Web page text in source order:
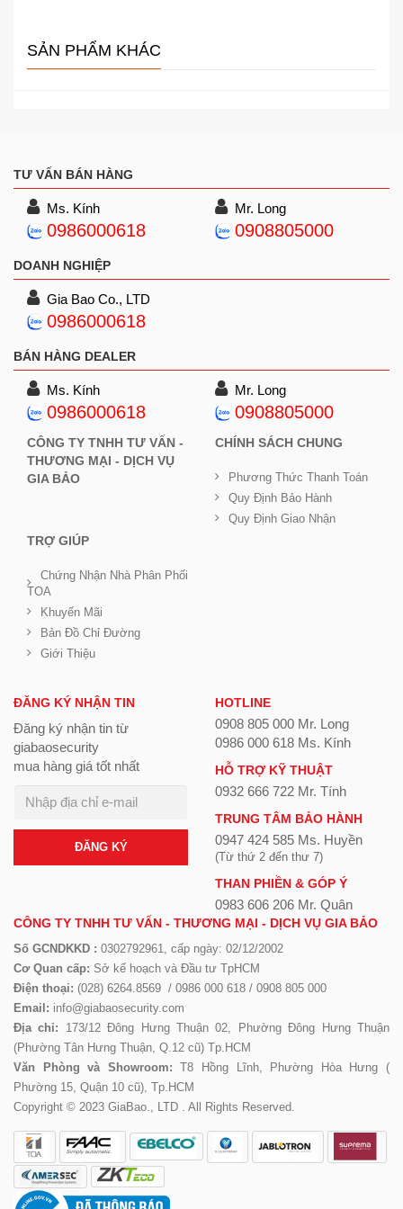
SẢN PHẨM KHÁC
TƯ VẤN BÁN HÀNG
Ms. Kính
0986000618
Mr. Long
0908805000
DOANH NGHIỆP
Gia Bao Co., LTD
0986000618
BÁN HÀNG DEALER
Ms. Kính
0986000618
Mr. Long
0908805000
CÔNG TY TNHH TƯ VẤN -
THƯƠNG MẠI - DỊCH VỤ
GIA BẢO
CHÍNH SÁCH CHUNG
Phương Thức Thanh Toán
Quy Định Bảo Hành
Quy Định Giao Nhận
TRỢ GIÚP
Chứng Nhận Nhà Phân Phối
TOA
Khuyến Mãi
Bản Đồ Chỉ Đường
Giới Thiệu
ĐĂNG KÝ NHẬN TIN
Đăng ký nhận tin từ
giabaosecurity
mua hàng giá tốt nhất
ĐĂNG KÝ
HOTLINE
0908 805 000 Mr. Long
0986 000 618 Ms. Kính
HỖ TRỢ KỸ THUẬT
0932 666 722 Mr. Tính
TRUNG TÂM BẢO HÀNH
0947 424 585 Ms. Huyền
(Từ thứ 2 đến thư 7)
THAN PHIỀN & GÓP Ý
0983 606 206 Mr. Quân
CÔNG TY TNHH TƯ VẤN - THƯƠNG MẠI - DỊCH VỤ GIA BẢO
Số GCNDKKD : 0302792961, cấp ngày: 02/12/2002
Cơ Quan cấp: Sở kế hoạch và Đầu tư TpHCM
Điện thoại: (028) 6264.8569 / 0986 000 618 / 0908 805 000
Email: info@giabaosecurity.com
Địa chỉ: 173/12 Đông Hưng Thuận 02, Phường Đông Hưng Thuận
(Phường Tân Hưng Thuận, Q.12 cũ) Tp.HCM
Văn Phòng và Showroom: T8 Hồng Lĩnh, Phường Hòa Hưng (
Phường 15, Quận 10 cũ), Tp.HCM
Copyright © 2023 GiaBao., LTD . All Rights Reserved.